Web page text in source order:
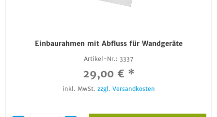
Einbaurahmen mit Abfluss für Wandgeräte
Artikel-Nr.: 3337
29,00 € *
inkl. MwSt. zzgl. Versandkosten